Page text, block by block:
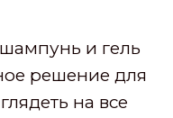
и гель
решение для
на все